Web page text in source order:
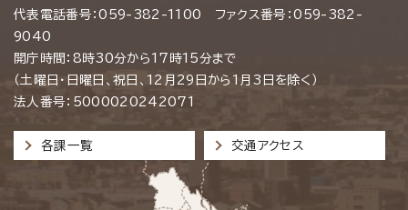
代表電話番号：059-382-1100 ファクス番号：059-382-
9040
開庁時間：8時30分から17時15分まで
（土曜日・日曜日、祝日、12月29日から1月3日を除く）
法人番号：5000020242071
各課一覧 交通アクセス